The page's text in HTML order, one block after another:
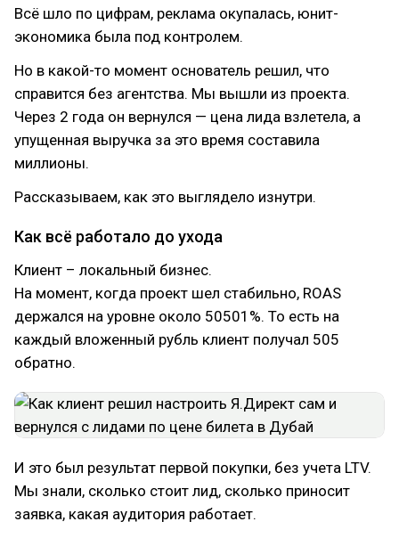
Всё шло по цифрам, реклама окупалась, юнит-
экономика была под контролем.
Но в какой-то момент основатель решил, что
справится без агентства. Мы вышли из проекта.
Через 2 года он вернулся — цена лида взлетела, а
упущенная выручка за это время составила
миллионы.
Рассказываем, как это выглядело изнутри.
Как всё работало до ухода
Клиент – локальный бизнес.
На момент, когда проект шел стабильно, ROAS
держался на уровне около 50501%. То есть на
каждый вложенный рубль клиент получал 505
обратно.
И это был результат первой покупки, без учета LTV.
Мы знали, сколько стоит лид, сколько приносит
заявка, какая аудитория работает.